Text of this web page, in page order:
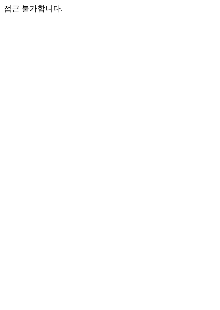
접근 불가합니다.